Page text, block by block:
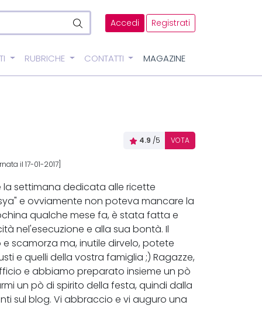
Accedi Registrati
RUBRICHE CONTATTI MAGAZINE
4.9 /5 VOTA
il 17-01-2017]
settimana dedicata alle ricette
e ovviamente non poteva mancare la
qualche mese fa, è stata fatta e
nel'esecuzione e alla sua bontà. Il
scamorza ma, inutile dirvelo, potete
e quelli della vostra famiglia ;) Ragazze,
e abbiamo preparato insieme un pò
un pò di spirito della festa, quindi dalla
sul blog. Vi abbraccio e vi auguro una